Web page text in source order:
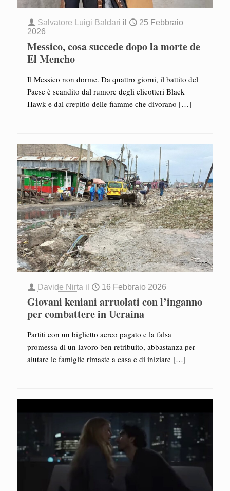
Salvatore Luigi Baldari il
25 Febbraio
2026
Messico, cosa succede dopo la morte de
El Mencho
Il Messico non dorme. Da quattro giorni, il battito del
Paese è scandito dal rumore degli elicotteri Black
Hawk e dal crepitìo delle fiamme che divorano […]
Davide Nirta il 16 Febbraio 2026
Giovani keniani arruolati con l’inganno
per combattere in Ucraina
Partiti con un biglietto aereo pagato e la falsa
promessa di un lavoro ben retribuito, abbastanza per
aiutare le famiglie rimaste a casa e di iniziare […]